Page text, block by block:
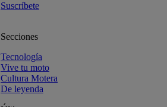
Suscríbete
Secciones
Tecnología
Vive tu moto
Cultura Motera
De leyenda